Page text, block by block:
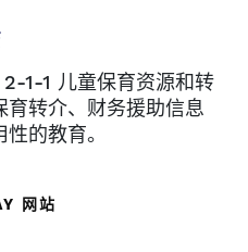
1-1 儿童保育资源和转
转介、财务援助信息
的教育。
网站